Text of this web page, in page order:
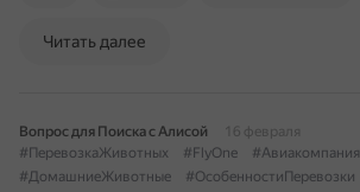
Читать далее
Вопрос для Поиска с Алисой
16 февраля
#ПеревозкаЖивотных
#FlyOne
#Авиакомпания
#ДомашниеЖивотные
#ОсобенностиПеревозки